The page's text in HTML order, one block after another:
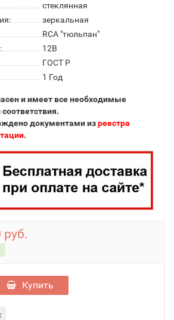
стеклянная
зеркальная
RCA "тюльпан"
12В
ГОСТ Р
1 Год
и имеет все необходимые
документами изреестра
.
руб.
Купить